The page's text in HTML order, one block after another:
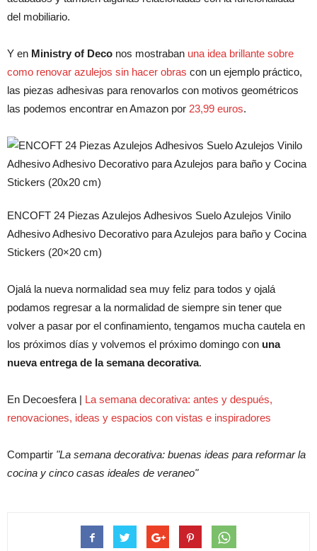
del mobiliario.
Y en Ministry of Deco nos mostraban una idea brillante sobre
como renovar azulejos sin hacer obras con un ejemplo práctico,
las piezas adhesivas para renovarlos con motivos geométricos
las podemos encontrar en Amazon por 23,99 euros.
ENCOFT 24 Piezas Azulejos Adhesivos Suelo Azulejos Vinilo
Adhesivo Adhesivo Decorativo para Azulejos para baño y Cocina
Stickers (20×20 cm)
Ojalá la nueva normalidad sea muy feliz para todos y ojalá
podamos regresar a la normalidad de siempre sin tener que
volver a pasar por el confinamiento, tengamos mucha cautela en
los próximos días y volvemos el próximo domingo con una
nueva entrega de la semana decorativa.
En Decoesfera | La semana decorativa: antes y después,
renovaciones, ideas y espacios con vistas e inspiradores
Compartir La semana decorativa: buenas ideas para reformar la
cocina y cinco casas ideales de veraneo